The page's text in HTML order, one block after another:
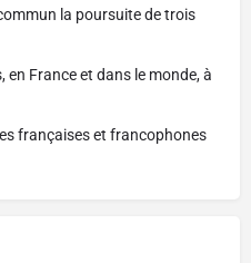
la poursuite de trois
France et dans le monde, à
françaises et francophones